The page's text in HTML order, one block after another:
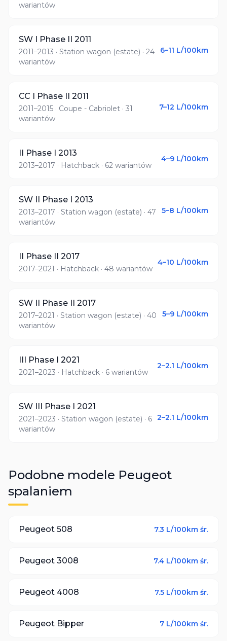
wariantów
SW I Phase II 2011
2011–2013 · Station wagon (estate) · 24
wariantów
6–11 L/100km
CC I Phase II 2011
2011–2015 · Coupe - Cabriolet · 31
wariantów
7–12 L/100km
II Phase I 2013
2013–2017 · Hatchback · 62 wariantów
4–9 L/100km
SW II Phase I 2013
2013–2017 · Station wagon (estate) · 47
wariantów
5–8 L/100km
II Phase II 2017
2017–2021 · Hatchback · 48 wariantów
4–10 L/100km
SW II Phase II 2017
2017–2021 · Station wagon (estate) · 40
wariantów
5–9 L/100km
III Phase I 2021
2021–2023 · Hatchback · 6 wariantów
2–2.1 L/100km
SW III Phase I 2021
2021–2023 · Station wagon (estate) · 6
wariantów
2–2.1 L/100km
Podobne modele Peugeot
spalaniem
Peugeot 508 7.3 L/100km śr.
Peugeot 3008 7.4 L/100km śr.
Peugeot 4008 7.5 L/100km śr.
Peugeot Bipper 7 L/100km śr.